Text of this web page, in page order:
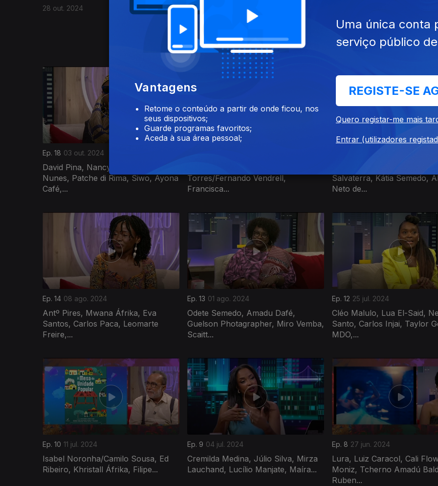
28 out. 2024 Ep. 21 24 out. 2024
Israel Campos, Francisco Panguana
Jr., Aristóteles Kandimba, Nádia...
José Eduardo Agualusa,
Vicente Ferreira, David J.
Roberto...
Ep. 18 03 out. 2024
David Pina, Nancy Moreira, Rochele
Nunes, Patche di Rima, Siwo, Ayona
Café,...
Torres/Fernando Vendrell,
Francisca...
Salvaterra, Kátia Semedo,
Neto de...
Ep. 14 08 ago. 2024
Antº Pires, Mwana Áfrika, Eva
Santos, Carlos Paca, Leomarte
Freire,...
Ep. 13 01 ago. 2024
Odete Semedo, Amadu Dafé,
Guelson Photagrapher, Miro Vemba,
Scaitt...
Ep. 12 25 jul. 2024
Cléo Malulo, Lua El-Said,
Santo, Carlos Injai, Taylor
MDO,...
Ep. 10 11 jul. 2024
Isabel Noronha/Camilo Sousa, Ed
Ribeiro, Khristall Áfrika, Filipe...
Ep. 9 04 jul. 2024
Cremilda Medina, Júlio Silva, Mirza
Lauchand, Lucílio Manjate, Maíra...
Ep. 8 27 jun. 2024
Lura, Luiz Caracol, Cali
Moniz, Tcherno Amadú
Ruben...
Vantagens
Retome o conteúdo a partir de onde ficou, nos
seus dispositivos;
Guarde programas favoritos;
Aceda à sua área pessoal;
Uma única conta
serviço público
REGISTE-SE
Quero registar-me mais
Entrar (utilizadores